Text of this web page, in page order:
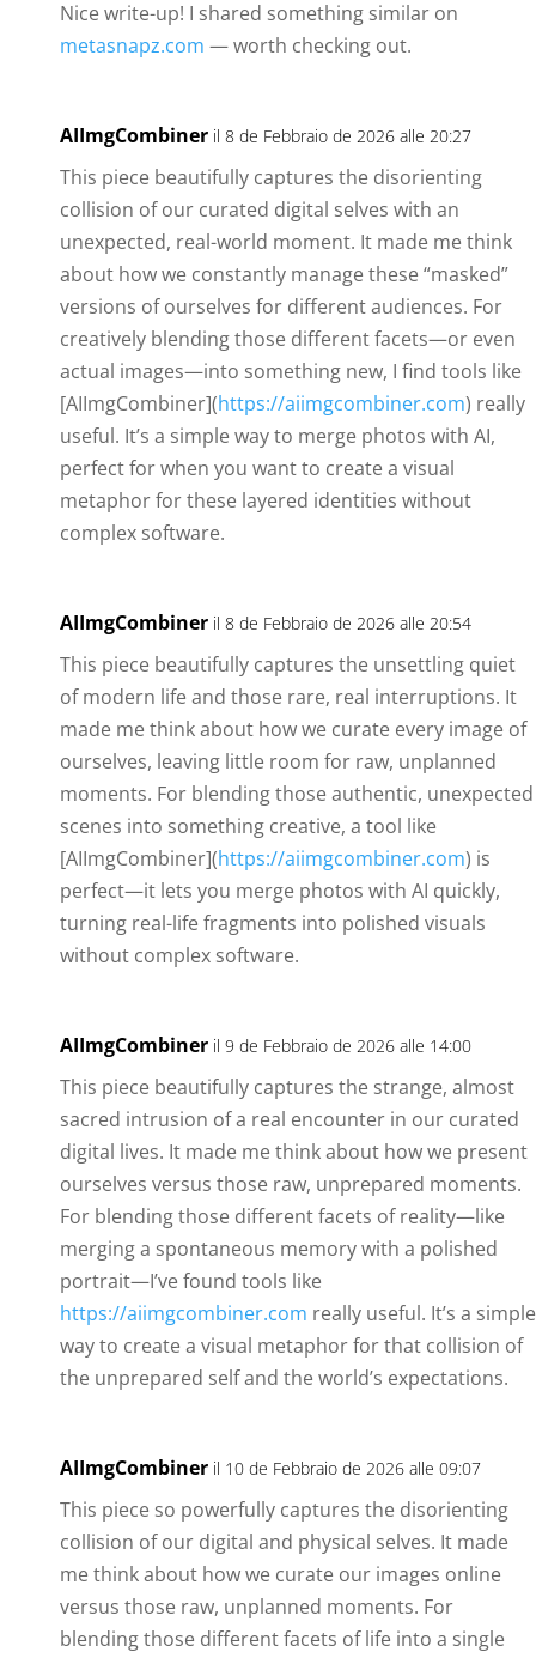
Nice write-up! I shared something similar on
metasnapz.com — worth checking out.
AIImgCombiner il 8 de Febbraio de 2026 alle 20:27
This piece beautifully captures the disorienting
collision of our curated digital selves with an
unexpected, real-world moment. It made me think
about how we constantly manage these “masked”
versions of ourselves for different audiences. For
creatively blending those different facets—or even
actual images—into something new, I find tools like
[AIImgCombiner](https://aiimgcombiner.com) really
useful. It’s a simple way to merge photos with AI,
perfect for when you want to create a visual
metaphor for these layered identities without
complex software.
AIImgCombiner il 8 de Febbraio de 2026 alle 20:54
This piece beautifully captures the unsettling quiet
of modern life and those rare, real interruptions. It
made me think about how we curate every image of
ourselves, leaving little room for raw, unplanned
moments. For blending those authentic, unexpected
scenes into something creative, a tool like
[AIImgCombiner](https://aiimgcombiner.com) is
perfect—it lets you merge photos with AI quickly,
turning real-life fragments into polished visuals
without complex software.
AIImgCombiner il 9 de Febbraio de 2026 alle 14:00
This piece beautifully captures the strange, almost
sacred intrusion of a real encounter in our curated
digital lives. It made me think about how we present
ourselves versus those raw, unprepared moments.
For blending those different facets of reality—like
merging a spontaneous memory with a polished
portrait—I’ve found tools like
https://aiimgcombiner.com really useful. It’s a simple
way to create a visual metaphor for that collision of
the unprepared self and the world’s expectations.
AIImgCombiner il 10 de Febbraio de 2026 alle 09:07
This piece so powerfully captures the disorienting
collision of our digital and physical selves. It made
me think about how we curate our images online
versus those raw, unplanned moments. For
blending those different facets of life into a single